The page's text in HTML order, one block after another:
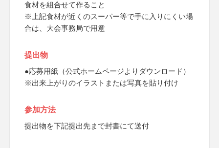
食材を組合せて作ること
※上記食材が近くのスーパー等で手に入りにくい場
合は、大会事務局で用意
提出物
●応募用紙（公式ホームページよりダウンロード）
※出来上がりのイラストまたは写真を貼り付け
参加方法
提出物を下記提出先まで封書にて送付